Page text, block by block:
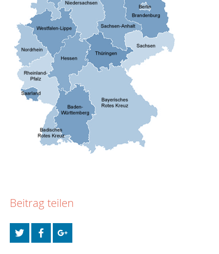
Beitrag teilen